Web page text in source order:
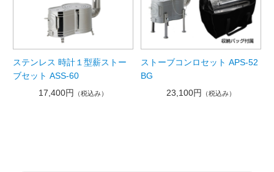
ステンレス 時計１型薪ストー
ブセット ASS-60
17,400円 （税込み）
ストーブコンロセット APS-52
BG
23,100円
（税込み）